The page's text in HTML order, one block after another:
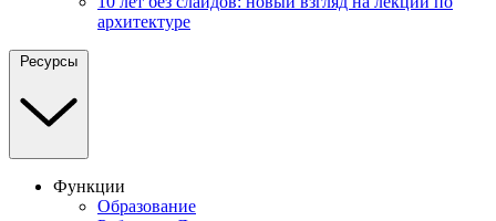
архитектуре
Ресурсы
Функции
Образование